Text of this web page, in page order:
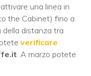
una linea in
the Cabinet) fino a
distanza tra
verificare
. A marzo potete